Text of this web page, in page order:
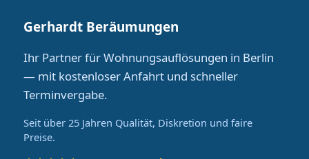
Gerhardt Beräumungen
Ihr Partner für Wohnungsauflösungen in Berlin
— mit kostenloser Anfahrt und schneller
Terminvergabe.
Seit über 25 Jahren Qualität, Diskretion und faire
Preise.